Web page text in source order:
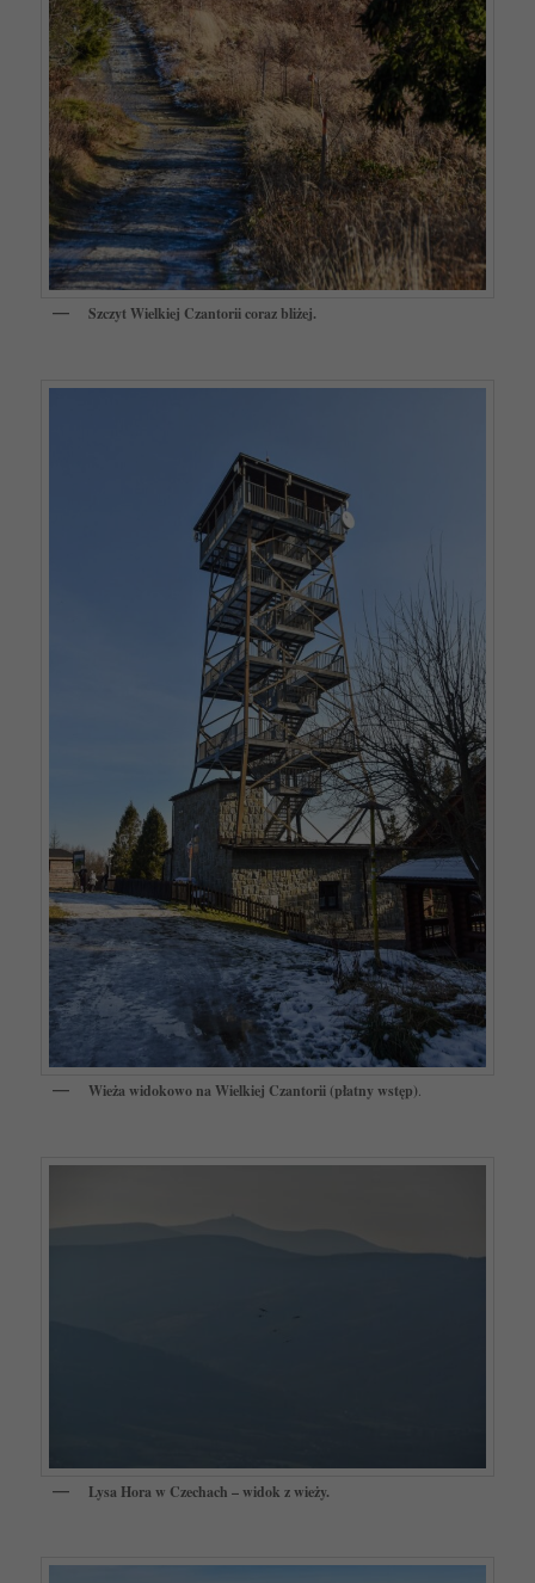
Szczyt Wielkiej Czantorii coraz bliżej.
Wieża widokowo na Wielkiej Czantorii (płatny wstęp).
Lysa Hora w Czechach – widok z wieży.